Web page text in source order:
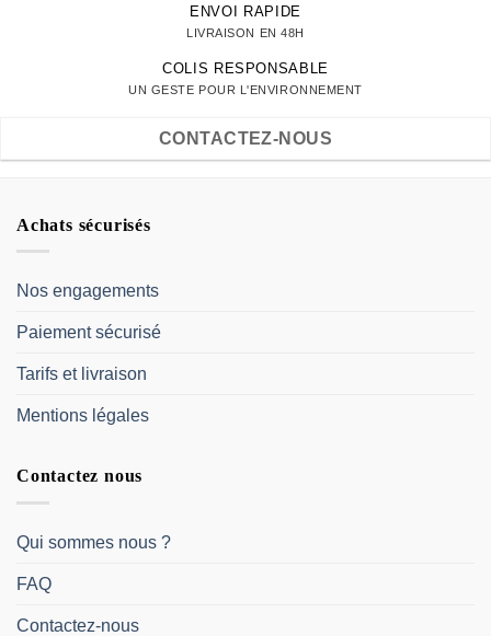
ENVOI RAPIDE
LIVRAISON EN 48H
COLIS RESPONSABLE
UN GESTE POUR L'ENVIRONNEMENT
CONTACTEZ-NOUS
Achats sécurisés
Nos engagements
Paiement sécurisé
Tarifs et livraison
Mentions légales
Contactez nous
Qui sommes nous ?
FAQ
Contactez-nous